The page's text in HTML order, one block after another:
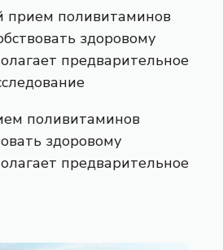
поливитаминов
здоровому
предварительное